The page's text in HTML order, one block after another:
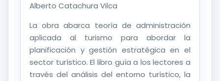
Alberto Catachura Vilca
La obra abarca teoría de administración
aplicada al turismo para abordar la
planificación y gestión estratégica en el
sector turístico. El libro guía a los lectores a
través del análisis del entorno turístico, la